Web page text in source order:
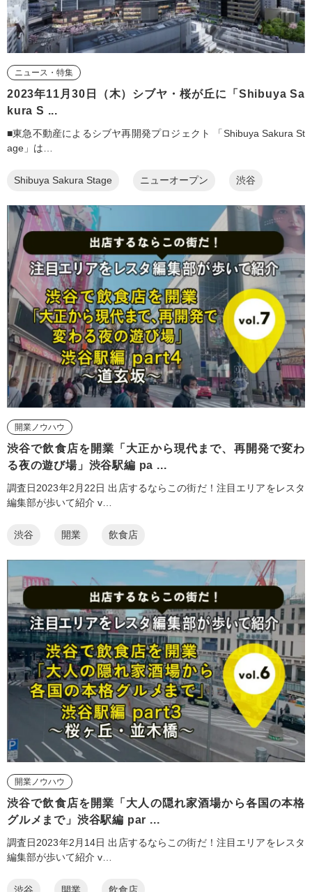
ニュース・特集
2023年11月30日（木）シブヤ・桜が丘に「Shibuya Sa
kura S ...
■東急不動産によるシブヤ再開発プロジェクト 「Shibuya Sakura St
age」は…
Shibuya Sakura Stage ニューオープン 渋谷
開業ノウハウ
渋谷で飲食店を開業「大正から現代まで、再開発で変わ
る夜の遊び場」渋谷駅編 pa ...
調査日2023年2月22日 出店するならこの街だ！注目エリアをレスタ
編集部が歩いて紹介 v…
渋谷 開業 飲食店
開業ノウハウ
渋谷で飲食店を開業「大人の隠れ家酒場から各国の本格
グルメまで」渋谷駅編 par ...
調査日2023年2月14日 出店するならこの街だ！注目エリアをレスタ
編集部が歩いて紹介 v…
渋谷 開業 飲食店